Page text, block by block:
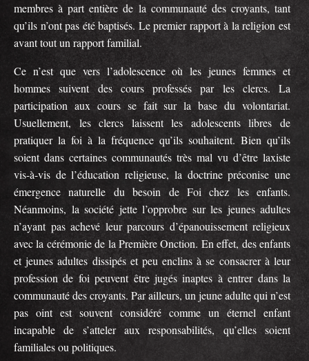
membres à part entière de la communauté des croyants, tant
qu’ils n’ont pas été baptisés. Le premier rapport à la religion est
avant tout un rapport familial.
Ce n’est que vers l’adolescence où les jeunes femmes et
hommes suivent des cours professés par les clercs. La
participation aux cours se fait sur la base du volontariat.
Usuellement, les clercs laissent les adolescents libres de
pratiquer la foi à la fréquence qu’ils souhaitent. Bien qu’ils
soient dans certaines communautés très mal vu d’être laxiste
vis-à-vis de l’éducation religieuse, la doctrine préconise une
émergence naturelle du besoin de Foi chez les enfants.
Néanmoins, la société jette l’opprobre sur les jeunes adultes
n’ayant pas achevé leur parcours d’épanouissement religieux
avec la cérémonie de la Première Onction. En effet, des enfants
et jeunes adultes dissipés et peu enclins à se consacrer à leur
profession de foi peuvent être jugés inaptes à entrer dans la
communauté des croyants. Par ailleurs, un jeune adulte qui n’est
pas oint est souvent considéré comme un éternel enfant
incapable de s’atteler aux responsabilités, qu’elles soient
familiales ou politiques.